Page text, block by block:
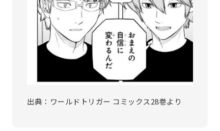
出典：ワールドトリガー コミックス28巻より